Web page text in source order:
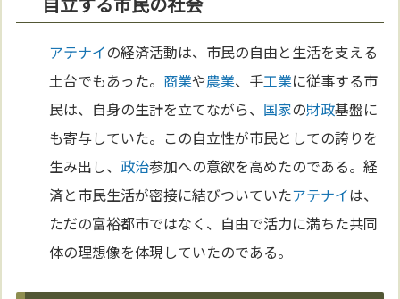
アテナイの経済活動は、市民の自由と生活を支える
土台でもあった。 商業や農業、手工業に従事する市
民は、自身の生計を立てながら、 国家の財政基盤に
も寄与していた。この自立性が市民としての誇りを
生み出し、 政治参加への意欲を高めたのである。経
済と市民生活が密接に結びついていたアテナイは、
ただの富裕都市ではなく、自由で活力に満ちた共同
体の理想像を体現していたのである。